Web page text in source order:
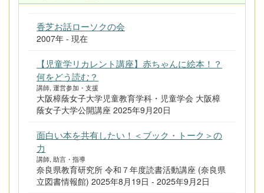
香芝お話ローソクの会
2007年 - 現在
【児童学リカレント講座】赤ちゃんに絵本！？
何をどう読む？
講師, 運営参加・支援
大阪樟蔭女子大学児童教育学科・児童学会 大阪樟
蔭女子大学公開講座 2025年9月20日
面白い本を共有したい！＜ブック・トーク＞の
力
講師, 助言・指導
奈良県教育研究所 令和７年度読書活動講座 (奈良県
立図書情報館) 2025年8月19日 - 2025年9月2日